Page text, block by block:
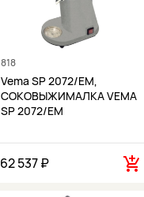
818
Vema SP 2072/EM,
СОКОВЫЖИМАЛКА VEMA
SP 2072/EM
62 537 ₽